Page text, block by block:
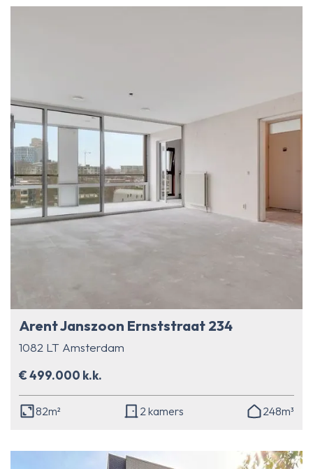
Arent Janszoon Ernststraat 234
1082 LT Amsterdam
€ 499.000 k.k.
82m² 2 kamers 248m³